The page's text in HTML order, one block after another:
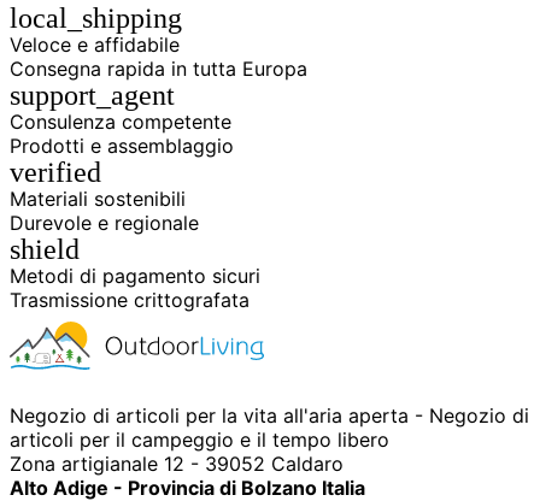
local_shipping
Veloce e affidabile
Consegna rapida in tutta Europa
support_agent
Consulenza competente
Prodotti e assemblaggio
verified
Materiali sostenibili
Durevole e regionale
shield
Metodi di pagamento sicuri
Trasmissione crittografata
Negozio di articoli per la vita all'aria aperta - Negozio di
articoli per il campeggio e il tempo libero
Zona artigianale 12 - 39052 Caldaro
Alto Adige - Provincia di Bolzano Italia